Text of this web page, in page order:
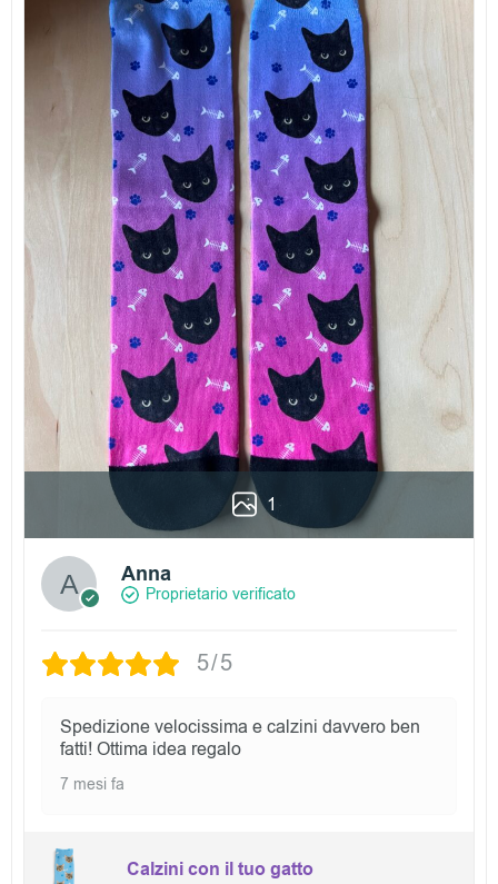
1
Anna
Proprietario verificato
5/5
Spedizione velocissima e calzini davvero ben
fatti! Ottima idea regalo
7 mesi fa
Calzini con il tuo gatto